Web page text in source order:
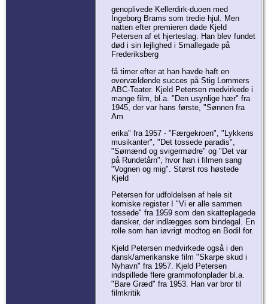
genoplivede Kellerdirk-duoen med
Ingeborg Brams som tredie hjul. Men
natten efter premieren døde Kjeld
Petersen af et hjerteslag. Han blev fundet
død i sin lejlighed i Smallegade på
Frederiksberg
få timer efter at han havde haft en
overvældende succes på Stig Lommers
ABC-Teater. Kjeld Petersen medvirkede i
mange film, bl.a. "Den usynlige hær" fra
1945, der var hans første, "Sønnen fra
Am
erika" fra 1957 - "Færgekroen", "Lykkens
musikanter", "Det tossede paradis",
"Sømænd og svigermødre" og "Det var
på Rundetårn", hvor han i filmen sang
"Vognen og mig". Størst ros høstede
Kjeld
Petersen for udfoldelsen af hele sit
komiske register I "Vi er alle sammen
tossede" fra 1959 som den skatteplagede
dansker, der indlægges som bindegal. En
rolle som han iøvrigt modtog en Bodil for.
Kjeld Petersen medvirkede også i den
dansk/amerikanske film "Skarpe skud i
Nyhavn" fra 1957. Kjeld Petersen
indspillede flere grammofonplader bl.a.
"Bare Græd" fra 1953. Han var bror til
filmkritik